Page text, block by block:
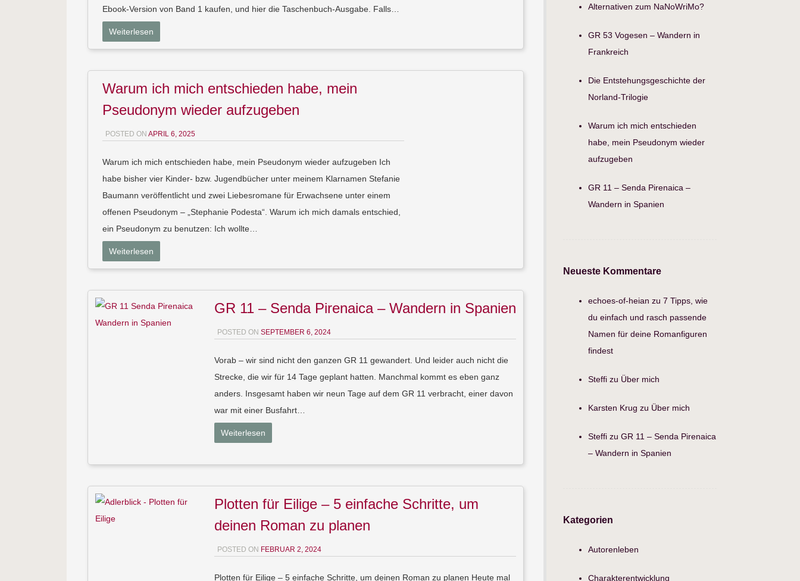
Ebook-Version von Band 1 kaufen, und hier die Taschenbuch-Ausgabe. Falls…
Weiterlesen
Warum ich mich entschieden habe, mein
Pseudonym wieder aufzugeben
POSTED ON APRIL 6, 2025
Warum ich mich entschieden habe, mein Pseudonym wieder aufzugeben Ich
habe bisher vier Kinder- bzw. Jugendbücher unter meinem Klarnamen Stefanie
Baumann veröffentlicht und zwei Liebesromane für Erwachsene unter einem
offenen Pseudonym – „Stephanie Podesta“. Warum ich mich damals entschied,
ein Pseudonym zu benutzen: Ich wollte…
Weiterlesen
GR 11 – Senda Pirenaica – Wandern in Spanien
POSTED ON SEPTEMBER 6, 2024
Vorab – wir sind nicht den ganzen GR 11 gewandert. Und leider auch nicht die
Strecke, die wir für 14 Tage geplant hatten. Manchmal kommt es eben ganz
anders. Insgesamt haben wir neun Tage auf dem GR 11 verbracht, einer davon
war mit einer Busfahrt…
Weiterlesen
Plotten für Eilige – 5 einfache Schritte, um
deinen Roman zu planen
POSTED ON FEBRUAR 2, 2024
Plotten für Eilige – 5 einfache Schritte, um deinen Roman zu planen Heute mal
Alternativen zum NaNoWriMo?
GR 53 Vogesen – Wandern in
Frankreich
Die Entstehungsgeschichte der
Norland-Trilogie
Warum ich mich entschieden
habe, mein Pseudonym wieder
aufzugeben
GR 11 – Senda Pirenaica –
Wandern in Spanien
Neueste Kommentare
echoes-of-heian zu7 Tipps, wie
du einfach und rasch passende
Namen für deine Romanfiguren
findest
Steffi zu Über mich
Karsten Krug zu Über mich
Steffi zuGR 11 – Senda Pirenaica
– Wandern in Spanien
Kategorien
Autorenleben
Charakterentwicklung